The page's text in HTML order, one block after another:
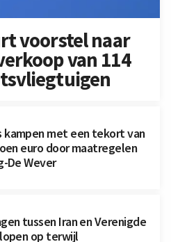
voorstel naar
van 114
kampen met een tekort van
euro door maatregelen
De Wever
tussen Iran en Verenigde
op terwijl